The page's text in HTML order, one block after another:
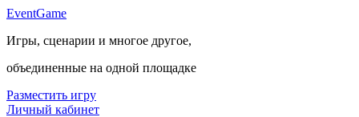
EventGame
Игры, сценарии и многое другое,
объединенные на одной площадке
Разместить игру
Личный кабинет